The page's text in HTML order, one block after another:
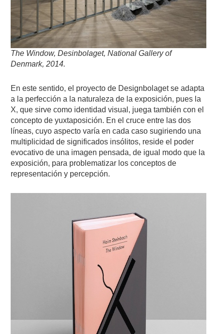
The Window, Desinbolaget, National Gallery of
Denmark, 2014.
En este sentido, el proyecto de Designbolaget se adapta
a la perfección a la naturaleza de la exposición, pues la
X, que sirve como identidad visual, juega también con el
concepto de yuxtaposición. En el cruce entre las dos
líneas, cuyo aspecto varía en cada caso sugiriendo una
multiplicidad de significados insólitos, reside el poder
evocativo de una imagen pensada, de igual modo que la
exposición, para problematizar los conceptos de
representación y percepción.